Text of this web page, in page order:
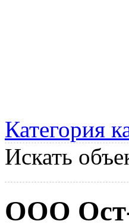
Категория
Искать
ООО